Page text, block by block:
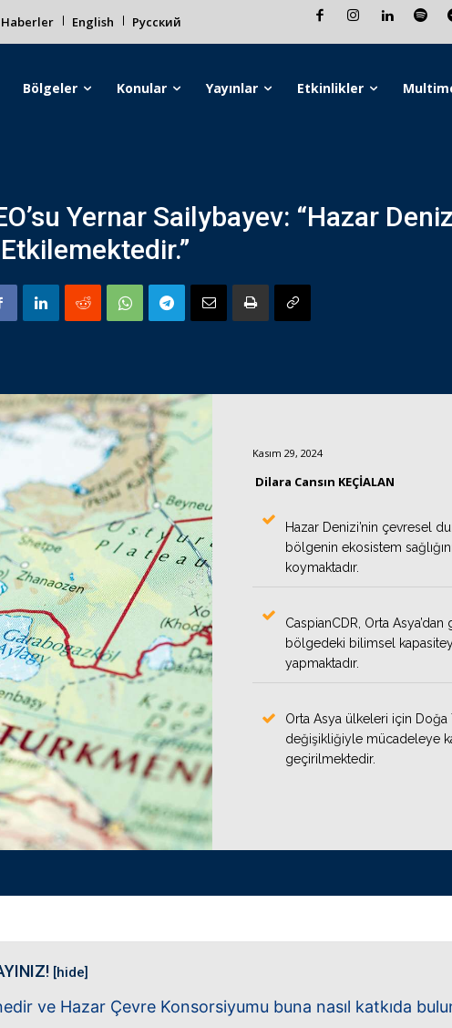
Haberler English Русский
Bölgeler Konular Yayınlar Etkinlikler
Yernar Sailybayev: “Hazar
Kasım 29, 2024
Dilara Cansın KEÇİALAN
Hazar Denizi’nin çevresel
bölgenin ekosistem
koymaktadır.
CaspianCDR, Orta
bölgedeki bilimsel
yapmaktadır.
Orta Asya ülkeleri için
değişikliğiyle mücadeleye
geçirilmektedir.
[hide]
ve Hazar Çevre Konsorsiyumu buna nasıl katkıda